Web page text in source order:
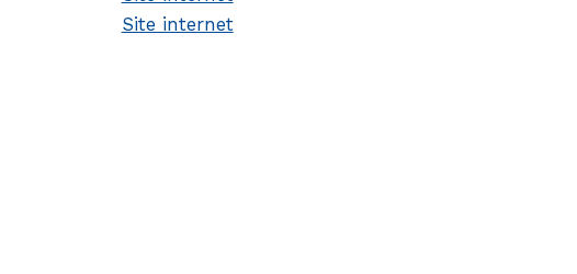
Site internet